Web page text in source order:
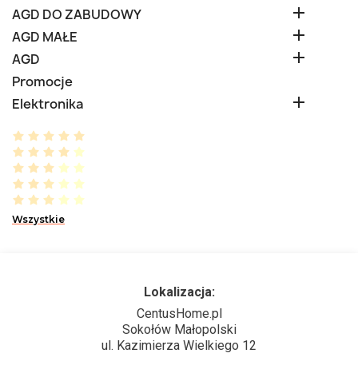
AGD DO ZABUDOWY 
AGD MAŁE 
AGD 
Promocje
Elektronika

Wszystkie
Lokalizacja:
CentusHome.pl
Sokołów Małopolski
ul. Kazimierza Wielkiego 12